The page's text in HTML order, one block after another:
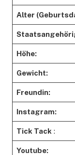
Alter
Höhe:
Gewicht:
Freundin:
Instagram:
Tick ​​Tack :
Youtube: